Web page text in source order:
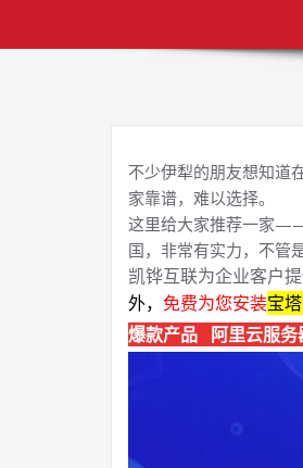
不少伊犁的朋友想知道
家靠谱，难以选择。
这里给大家推荐一家
国，非常有实力，不管
凯铧互联为企业客户
外， 免费为您安装宝
爆款产品 阿里云服